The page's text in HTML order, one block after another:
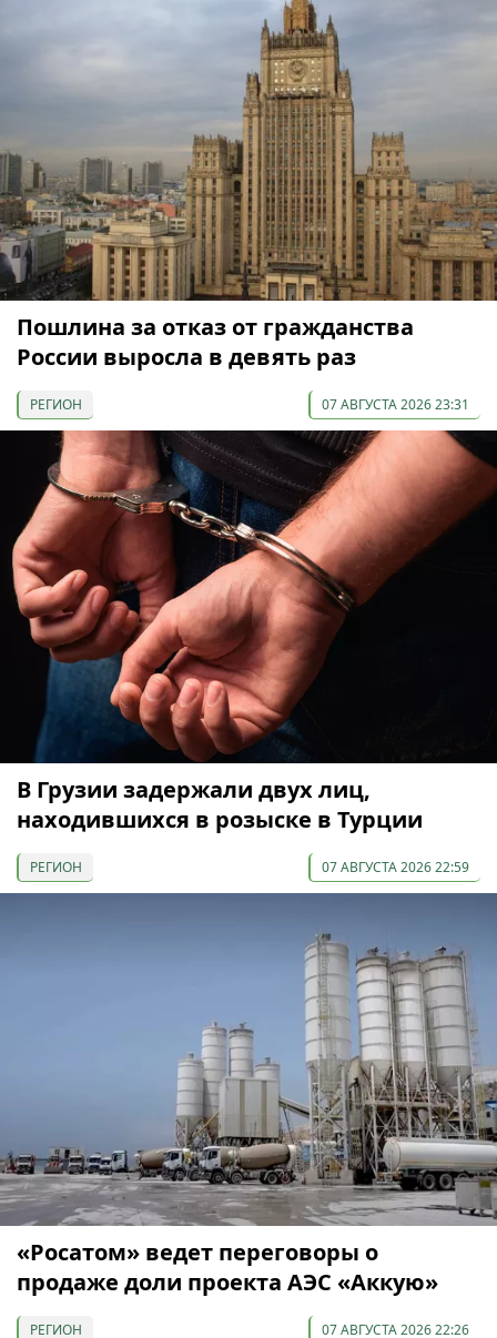
Пошлина за отказ от гражданства
России выросла в девять раз
РЕГИОН 07 АВГУСТА 2026 23:31
В Грузии задержали двух лиц,
находившихся в розыске в Турции
РЕГИОН 07 АВГУСТА 2026 22:59
«Росатом» ведет переговоры о
продаже доли проекта АЭС «Аккую»
РЕГИОН 07 АВГУСТА 2026 22:26